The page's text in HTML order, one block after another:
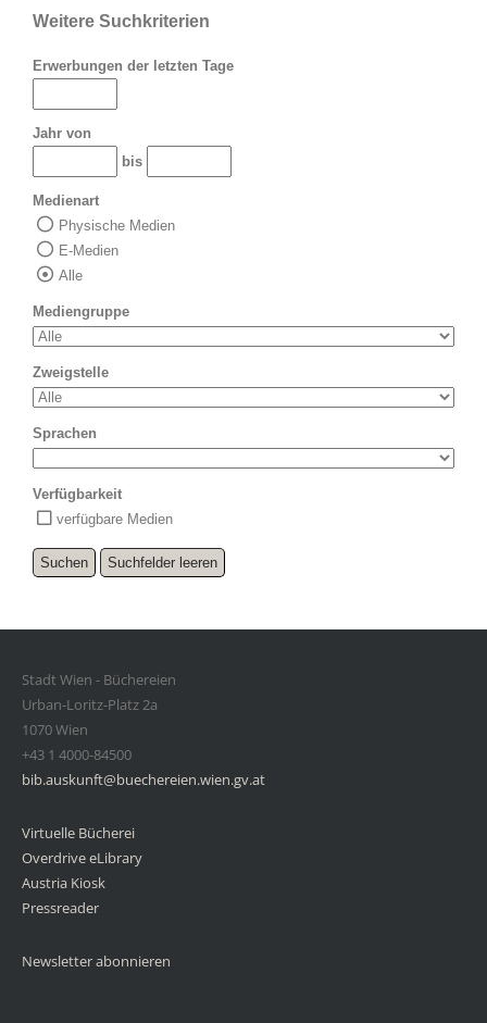
Weitere Suchkriterien
Erwerbungen der letzten Tage
Jahr von
bis
Medienart
Physische Medien
E-Medien
Alle
Mediengruppe
Zweigstelle
Sprachen
Verfügbarkeit
verfügbare Medien
Stadt Wien - Büchereien
Urban-Loritz-Platz 2a
1070 Wien
+43 1 4000-84500
bib.auskunft@buechereien.wien.gv.at
Virtuelle Bücherei
Overdrive eLibrary
Austria Kiosk
Pressreader
Newsletter abonnieren